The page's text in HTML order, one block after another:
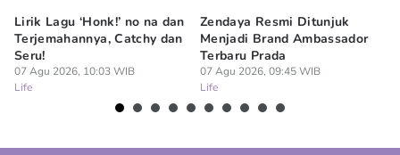
Lirik Lagu ‘Honk!’ no na dan
Terjemahannya, Catchy dan
Seru!
07 Agu 2026, 10:03 WIB
Life
Zendaya Resmi Ditunjuk
Menjadi Brand Ambassador
Terbaru Prada
07 Agu 2026, 09:45 WIB
Life